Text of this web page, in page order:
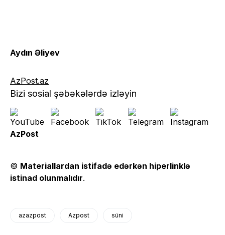
Aydın Əliyev
AzPost.az
Bizi sosial şəbəkələrdə izləyin
AzPost
© Materiallardan istifadə edərkən hiperlinklə
istinad olunmalıdır.
azazpost Azpost süni